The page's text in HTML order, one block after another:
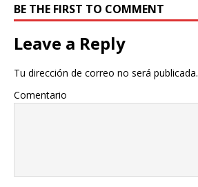
BE THE FIRST TO COMMENT
Leave a Reply
Tu dirección de correo no será publicada.
Comentario